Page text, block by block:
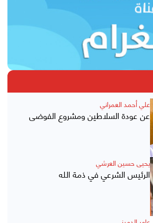
علي أحمد العمراني
عن عودة السلاطين ومشروع الفوضى
يحيى حسين العرشي
الرئيس الشرعي في ذمة الله